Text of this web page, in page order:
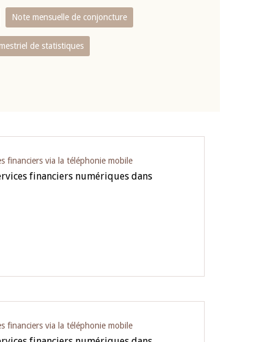
Note mensuelle de conjoncture
de statistiques
financiers via la téléphonie mobile
financiers numériques dans
financiers via la téléphonie mobile